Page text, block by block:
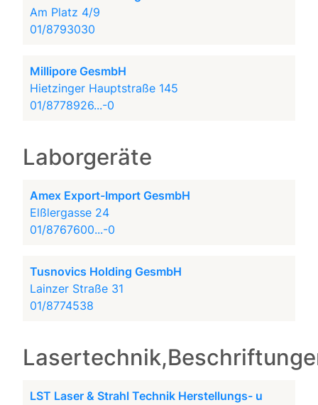
Am Platz 4/9
01/8793030
Millipore GesmbH
Hietzinger Hauptstraße 145
01/8778926...-0
Laborgeräte
Amex Export-Import GesmbH
Elßlergasse 24
01/8767600...-0
Tusnovics Holding GesmbH
Lainzer Straße 31
01/8774538
LST Laser & Strahl Technik Herstellungs- u